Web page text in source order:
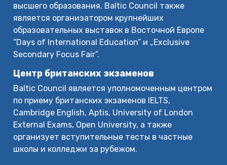
высшего образования. Baltic Council также
является организатором крупнейших
образовательных выставок в Восточной Европе
“Days of International Education” и „Exclusive
Secondary Focus Fair”.
Центр британских экзаменов
Baltic Council является уполномоченным центром
по приему британских экзаменов IELTS,
Cambridge English, Aptis, University of London
External Exams, Open University, а также
организует вступительные тесты в частные
школы и колледжи за рубежом.